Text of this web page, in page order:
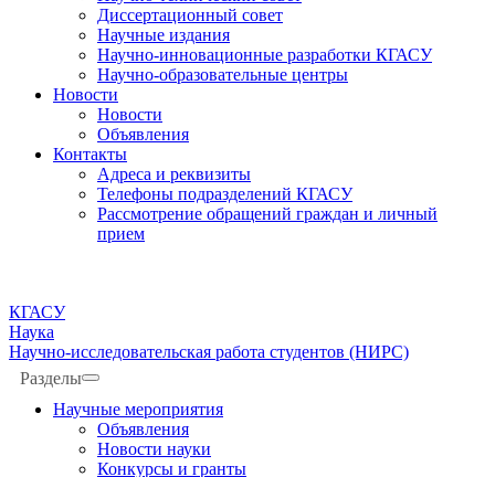
Диссертационный совет
Научные издания
Научно-инновационные разработки КГАСУ
Научно-образовательные центры
Новости
Новости
Объявления
Контакты
Адреса и реквизиты
Телефоны подразделений КГАСУ
Рассмотрение обращений граждан и личный
прием
КГАСУ
Наука
Научно-исследовательская работа студентов (НИРС)
Разделы
Научные мероприятия
Объявления
Новости науки
Конкурсы и гранты